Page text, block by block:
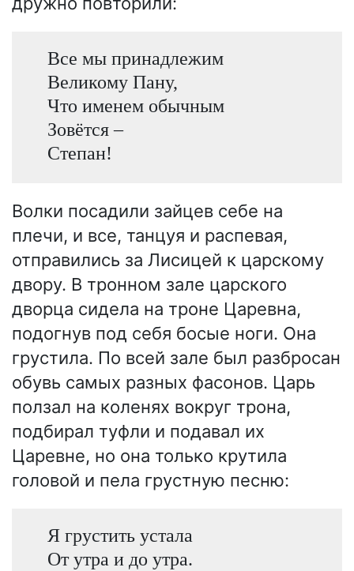
Все мы принадлежим
Великому Пану,
Что именем обычным
Зовётся –
Степан!
Волки посадили зайцев себе на
плечи, и все, танцуя и распевая,
отправились за Лисицей к царскому
двору. В тронном зале царского
дворца сидела на троне Царевна,
подогнув под себя босые ноги. Она
грустила. По всей зале был разбросан
обувь самых разных фасонов. Царь
ползал на коленях вокруг трона,
подбирал туфли и подавал их
Царевне, но она только крутила
головой и пела грустную песню:
Я грустить устала
От утра и до утра.